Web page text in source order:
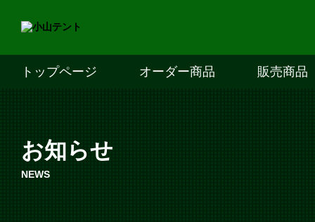
トップページ オーダー商品 販売商品
お知らせ
NEWS